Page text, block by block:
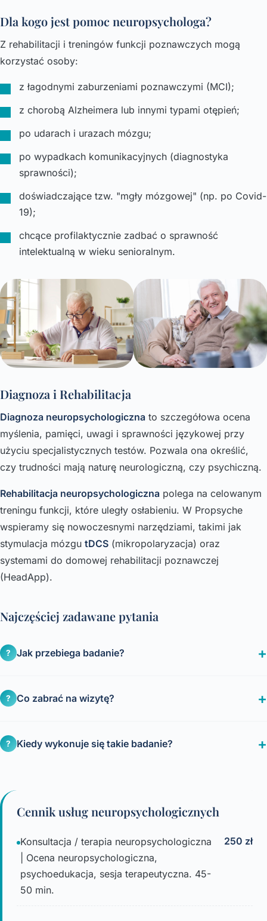
Dla kogo jest pomoc neuropsychologa?
Z rehabilitacji i treningów funkcji poznawczych mogą
korzystać osoby:
z łagodnymi zaburzeniami poznawczymi (MCI);
z chorobą Alzheimera lub innymi typami otępień;
po udarach i urazach mózgu;
po wypadkach komunikacyjnych (diagnostyka
sprawności);
doświadczające tzw. "mgły mózgowej" (np. po Covid-
19);
chcące profilaktycznie zadbać o sprawność
intelektualną w wieku senioralnym.
Diagnoza i Rehabilitacja
Diagnoza neuropsychologiczna to szczegółowa ocena
myślenia, pamięci, uwagi i sprawności językowej przy
użyciu specjalistycznych testów. Pozwala ona określić,
czy trudności mają naturę neurologiczną, czy psychiczną.
Rehabilitacja neuropsychologiczna polega na celowanym
treningu funkcji, które uległy osłabieniu. W Propsyche
wspieramy się nowoczesnymi narzędziami, takimi jak
stymulacja mózgu tDCS (mikropolaryzacja) oraz
systemami do domowej rehabilitacji poznawczej
(HeadApp).
Najczęściej zadawane pytania
? Jak przebiega badanie?
? Co zabrać na wizytę?
? Kiedy wykonuje się takie badanie?
Cennik usług neuropsychologicznych
Konsultacja / terapia neuropsychologiczna
| Ocena neuropsychologiczna,
psychoedukacja, sesja terapeutyczna. 45-
50 min.
250 zł